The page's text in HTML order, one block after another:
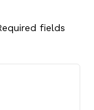
fields